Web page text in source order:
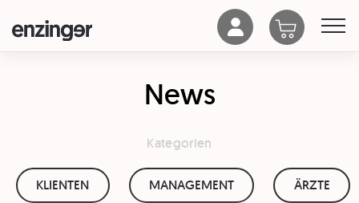
News
Kategorien
KLIENTEN MANAGEMENT ÄRZTE